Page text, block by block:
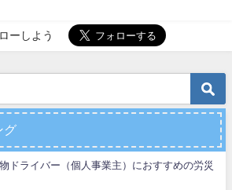
ーしよう
グ
ドライバー（個人事業主）におすすめの労災